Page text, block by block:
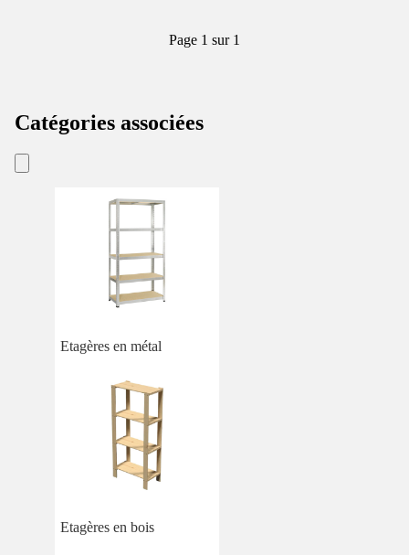
Page 1 sur 1
Catégories associées
Etagères en métal
Etagères en bois